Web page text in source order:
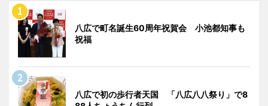
八広で町名誕生60周年祝賀会 小池都知事も
祝福
八広で初の歩行者天国 「八広八八祭り」で8